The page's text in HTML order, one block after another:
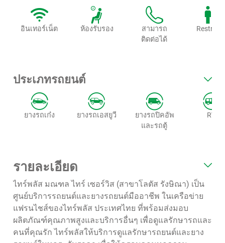
อินเทอร์เน็ต ห้องรับรอง
สามารถ
ติดต่อได้
ประเภทรถยนต์
ยางรถเก๋ง ยางรถเอสยูวี
ยางรถปิคอัพ
และรถตู้
RV
รายละเอียด
ไทร์พลัส มณฑล ไทร์ เซอร์วิส (สาขาโลตัส รังษิณา) เป็น
ศูนย์บริการรถยนต์และยางรถยนต์มืออาชีพ ในเครือข่าย
แฟรนไชส์ของไทร์พลัส ประเทศไทย ที่พร้อมส่งมอบ
ผลิตภัณฑ์คุณภาพสูงและบริการอื่นๆ เพื่อดูแลรักษารถและ
คนที่คุณรัก ไทร์พลัสให้บริการดูแลรักษารถยนต์และยาง